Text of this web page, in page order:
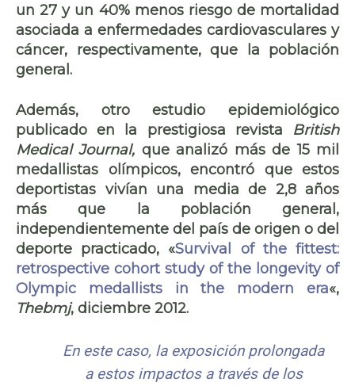
un 27 y un 40% menos riesgo de mortalidad
asociada a enfermedades cardiovasculares y
cáncer, respectivamente, que la población
general.
Además, otro estudio epidemiológico
publicado en la prestigiosa revista British
Medical Journal, que analizó más de 15 mil
medallistas olímpicos, encontró que estos
deportistas vivían una media de 2,8 años
más que la población general,
independientemente del país de origen o del
deporte practicado, «Survival of the fittest:
retrospective cohort study of the longevity of
Olympic medallists in the modern era«,
Thebmj, diciembre 2012.
En este caso, la exposición prolongada
a estos impactos a través de los